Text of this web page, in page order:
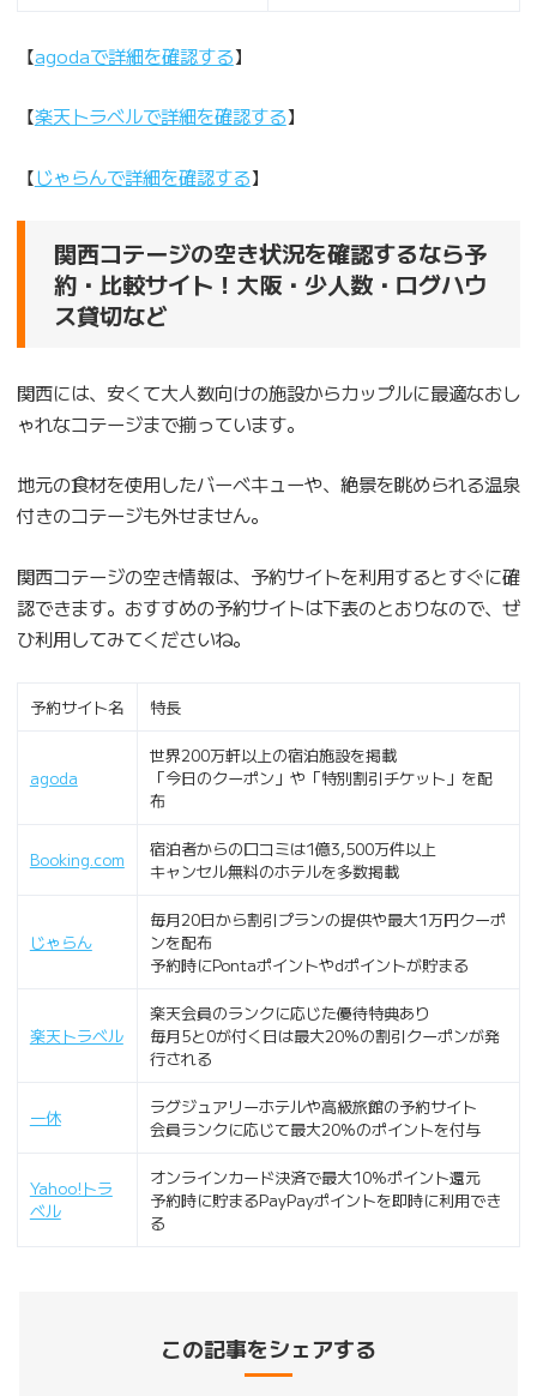
【agodaで詳細を確認する】
【楽天トラベルで詳細を確認する】
【じゃらんで詳細を確認する】
関西コテージの空き状況を確認するなら予
約・比較サイト！大阪・少人数・ログハウ
ス貸切など
関西には、安くて大人数向けの施設からカップルに最適なおし
ゃれなコテージまで揃っています。
地元の食材を使用したバーベキューや、絶景を眺められる温泉
付きのコテージも外せません。
関西コテージの空き情報は、予約サイトを利用するとすぐに確
認できます。おすすめの予約サイトは下表のとおりなので、ぜ
ひ利用してみてくださいね。
予約サイト名 特長
agoda
世界200万軒以上の宿泊施設を掲載
「今日のクーポン」や「特別割引チケット」を配
布
Booking.com
宿泊者からの口コミは1億3,500万件以上
キャンセル無料のホテルを多数掲載
じゃらん
毎月20日から割引プランの提供や最大1万円クーポ
ンを配布
予約時にPontaポイントやdポイントが貯まる
楽天トラベル
楽天会員のランクに応じた優待特典あり
毎月5と0が付く日は最大20%の割引クーポンが発
行される
一休
ラグジュアリーホテルや高級旅館の予約サイト
会員ランクに応じて最大20%のポイントを付与
Yahoo!トラ
ベル
オンラインカード決済で最大10%ポイント還元
予約時に貯まるPayPayポイントを即時に利用でき
る
この記事をシェアする